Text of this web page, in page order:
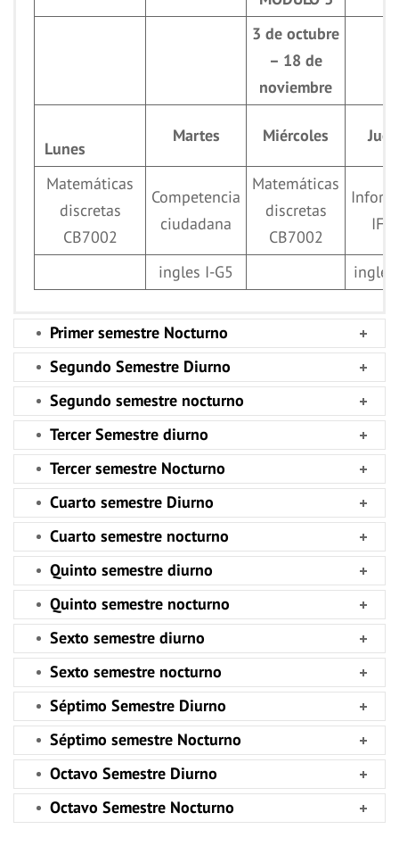
3 de octubre
– 18 de
noviembre
Lunes
Martes Miércoles
Matemáticas
discretas
CB7002
Competencia
ciudadana
Matemáticas
discretas
CB7002
ingles I-G5 ingles
Primer semestre Nocturno
Segundo Semestre Diurno
Segundo semestre nocturno
Tercer Semestre diurno
Tercer semestre Nocturno
Cuarto semestre Diurno
Cuarto semestre nocturno
Quinto semestre diurno
Quinto semestre nocturno
Sexto semestre diurno
Sexto semestre nocturno
Séptimo Semestre Diurno
Séptimo semestre Nocturno
Octavo Semestre Diurno
Octavo Semestre Nocturno